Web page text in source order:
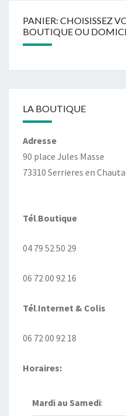
PANIER: CHOISISSEZ
BOUTIQUE OU
LA BOUTIQUE
Adresse
90 place Jules Masse
73310 Serrieres en
Tél.Boutique
04 79 52 50 29
06 72 00 92 16
Tél.Internet & Colis
06 72 00 92 18
Horaires:
Mardi au Samedi: